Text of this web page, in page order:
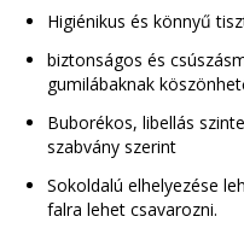
Higiénikus és könnyű
biztonságos és
gumilábaknak
Buborékos, libellás
szabvány szerint
Sokoldalú elhelyezése
falra lehet csavarozni.